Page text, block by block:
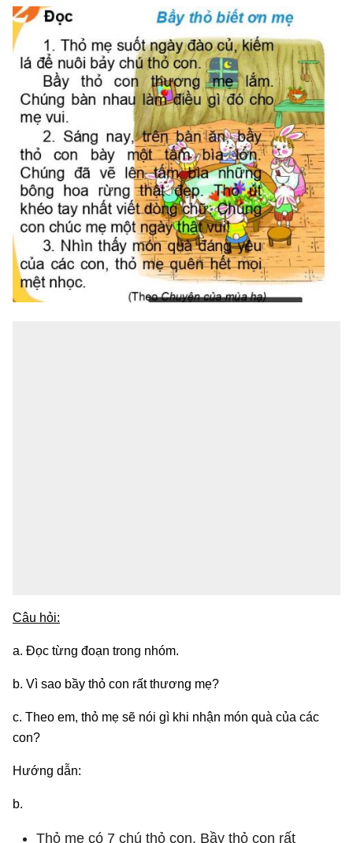
Câu hỏi:
a. Đọc từng đoạn trong nhóm.
b. Vì sao bầy thỏ con rất thương mẹ?
c. Theo em, thỏ mẹ sẽ nói gì khi nhận món quà của các
con?
Hướng dẫn:
b.
Thỏ mẹ có 7 chú thỏ con. Bầy thỏ con rất